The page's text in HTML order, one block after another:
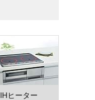
IHヒーター